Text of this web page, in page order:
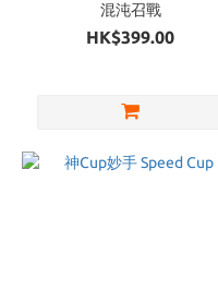
混沌召戰
HK$399.00